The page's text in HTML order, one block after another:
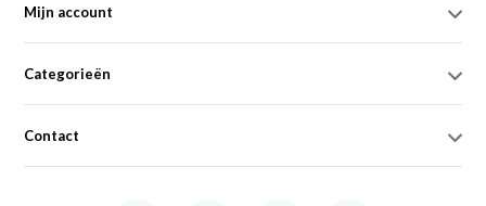
Mijn account
Categorieën
Contact